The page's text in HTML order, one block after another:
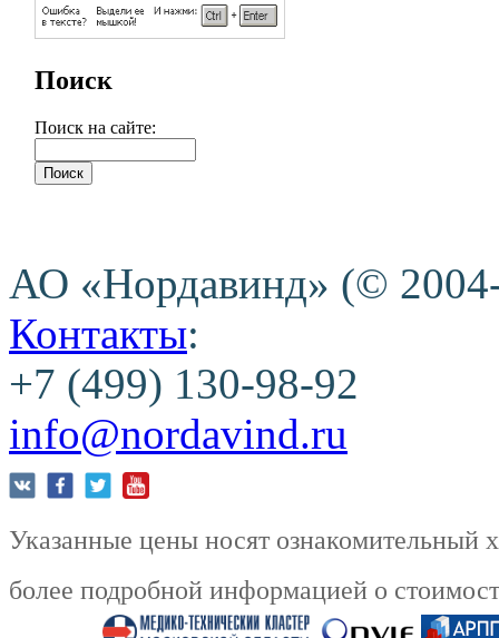
Поиск
Поиск на сайте:
АО «Нордавинд» (©
Контакты:
+7 (499) 130-98-92
info@nordavind.ru
Указанные цены носят ознакомительный
более подробной информацией о